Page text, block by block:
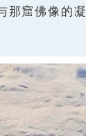
那窟佛像的凝